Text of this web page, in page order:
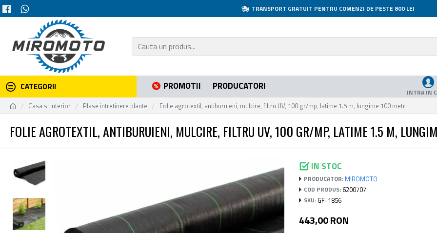
TRANSPORT GRATUIT PENTRU COMENZI DE PESTE 800 LEI
CATEGORII PROMOTII PRODUCATORI
INTRA IN
Casa si interior Plase intretinere plante Folie agrotextil, antiburuieni, mulcire, filtru UV, 100 gr/mp, latime 1.5 m, lungime 100 metri
FOLIE AGROTEXTIL, ANTIBURUIENI, MULCIRE, FILTRU UV, 100 GR/MP, LATIME 1.5 M,
IN STOC
PRODUCATOR: MIROMOTO
COD PRODUS: 6200707
SKU: GF-1856
443,00 RON